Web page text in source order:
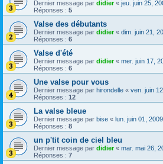
Dernier message par didier« jeu. juin 25,
Réponses : 5
Valse des débutants
Dernier message par didier« dim. juin 21,
Réponses : 6
Valse d'été
Dernier message par didier« mer. juin 17,
Réponses : 6
Une valse pour vous
Dernier message par hirondelle « ven. juin
Réponses : 12
La valse bleue
Dernier message par bise « lun. juin 01,
Réponses : 8
un p'tit coin de ciel bleu
Dernier message par didier« mar. mai 26,
Réponses : 7